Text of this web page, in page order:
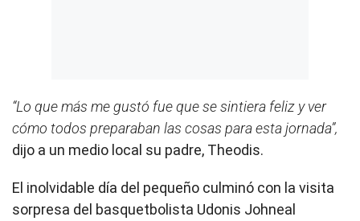
“Lo que más me gustó fue que se sintiera feliz y ver
cómo todos preparaban las cosas para esta jornada”,
dijo a un medio local su padre, Theodis.
El inolvidable día del pequeño culminó con la visita
sorpresa del basquetbolista Udonis Johneal